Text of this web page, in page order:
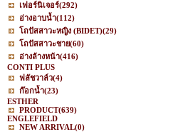
เฟอร์นิเจอร์(292)
อ่างอาบน้ำ(112)
โถปัสสาวะหญิง (BIDET)(29)
โถปัสสาวะชาย(60)
อ่างล้างหน้า(416)
CONTI PLUS
ฟลัชวาล์ว(4)
ก๊อกน้ำ(23)
ESTHER
PRODUCT(639)
ENGLEFIELD
NEW ARRIVAL(0)